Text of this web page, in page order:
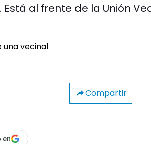
al frente de la Unión
Compartir
en